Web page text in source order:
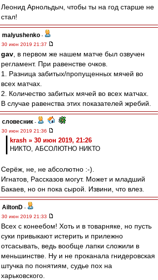
Леонид Арнольдыч, чтобы ты на год старше не
стал!
malyushenko -
30 июн 2019 21:37
gav , в первом же нашем матче был озвучен
регламент. При равенстве очков.
1. Разница забитых/пропущенных мячей во
всех матчах.
2. Количество забитых мячей во всех матчах.
В случае равенства этих показателей жребий.
словесник -
30 июн 2019 21:36
krash » 30 июн 2019, 21:26
НИКТО, АБСОЛЮТНО НИКТО
Серёж, не, не абсолютно :-).
Игнатов, Рассказов могут. Может и младший
Бакаев, но он пока сырой. Извини, что влез.
AiltonD -
30 июн 2019 21:33
Всех с конеебом! Хоть и в товарняке, но пусть
суки привыкают истерить и прилежно
отсасывать, ведь вообще лапки сложили в
меньшинстве. Ну и не проканала гнидеровская
штучка по понятиям, судье пох на
харьковского.